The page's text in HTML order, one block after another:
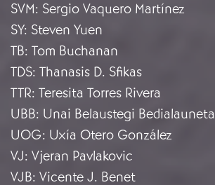
SVM: Sergio Vaquero Martínez
SY: Steven Yuen
TB: Tom Buchanan
TDS: Thanasis D. Sfikas
TTR: Teresita Torres Rivera
UBB: Unai Belaustegi Bedialauneta
UOG: Uxía Otero González
VJ: Vjeran Pavlakovic
VJB: Vicente J. Benet